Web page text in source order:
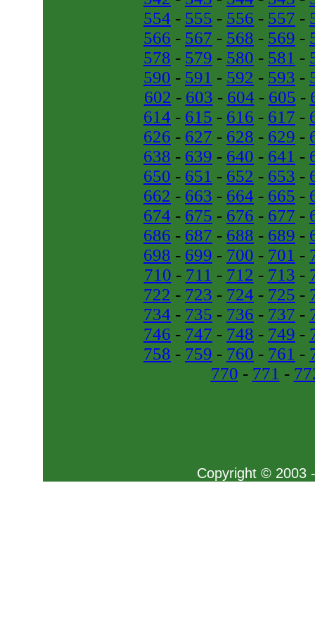
554 - 555 - 556 - 557 -
566 - 567 - 568 - 569 -
578 - 579 - 580 - 581 -
590 - 591 - 592 - 593 -
602 - 603 - 604 - 605 -
614 - 615 - 616 - 617 -
626 - 627 - 628 - 629 -
638 - 639 - 640 - 641 -
650 - 651 - 652 - 653 -
662 - 663 - 664 - 665 -
674 - 675 - 676 - 677 -
686 - 687 - 688 - 689 -
698 - 699 - 700 - 701 -
710 - 711 - 712 - 713 -
722 - 723 - 724 - 725 -
734 - 735 - 736 - 737 -
746 - 747 - 748 - 749 -
758 - 759 - 760 - 761 -
770 - 771 -
Copyright © 2003